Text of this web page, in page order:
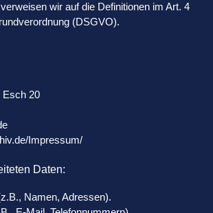
wir auf die Definitionen im Art. 4
(DSGVO).
Esch 20
Impressum/
Daten:
Namen, Adressen).